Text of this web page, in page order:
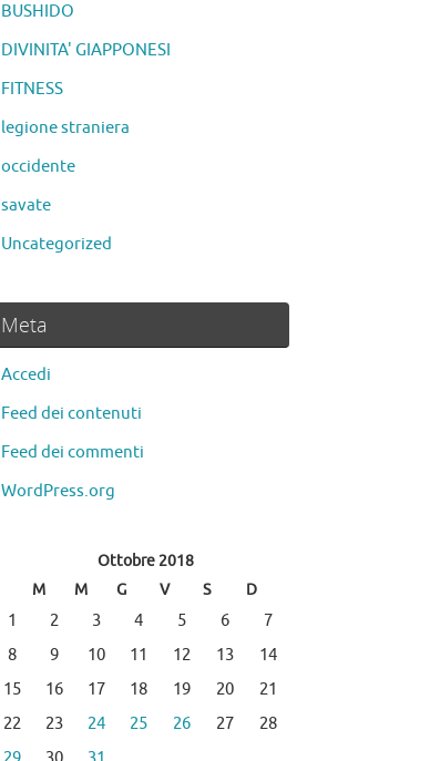
BUSHIDO
DIVINITA' GIAPPONESI
FITNESS
legione straniera
occidente
savate
Uncategorized
Meta
Accedi
Feed dei contenuti
Feed dei commenti
WordPress.org
Ottobre 2018
M M G V S D
1 2 3 4 5 6
7
8
9 10 11 12 13
14
15
16 17 18 19 20
21
22
23 24 25 26 27
28